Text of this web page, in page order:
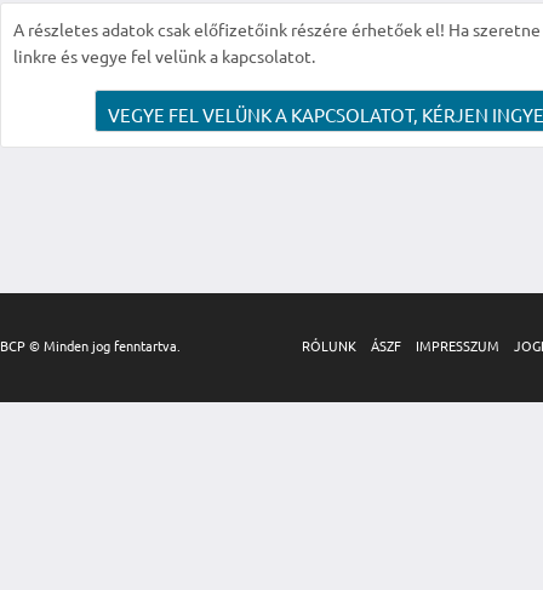
A részletes adatok csak előfizetőink részére érhetőek el! Ha
linkre és vegye fel velünk a kapcsolatot.
VEGYE FEL VELÜNK A KAPCSOLATOT, KÉRJEN
BCP © Minden jog fenntartva. RÓLUNK ÁSZF IMPRESSZUM